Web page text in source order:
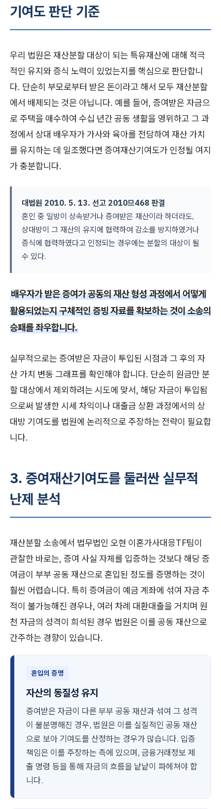
기여도 판단 기준
우리 법원은 재산분할 대상이 되는 특유재산에 대해 적극
적인 유지와 증식 노력이 있었는지를 핵심으로 판단합니
다. 단순히 부모로부터 받은 돈이라고 해서 모두 재산분할
에서 배제되는 것은 아닙니다. 예를 들어, 증여받은 자금으
로 주택을 매수하여 수십 년간 공동 생활을 영위하고 그 과
정에서 상대 배우자가 가사와 육아를 전담하여 재산 가치
를 유지하는 데 일조했다면 증여재산기여도가 인정될 여지
가 충분합니다.
대법원 2010. 5. 13. 선고 2010므468 판결
혼인 중 일방이 상속받거나 증여받은 재산이라 하더라도,
상대방이 그 재산의 유지에 협력하여 감소를 방지하였거나
증식에 협력하였다고 인정되는 경우에는 분할의 대상이 될
수 있다.
배우자가 받은 증여가 공동의 재산 형성 과정에서 어떻게
활용되었는지 구체적인 증빙 자료를 확보하는 것이 소송의
승패를 좌우합니다.
실무적으로는 증여받은 자금이 투입된 시점과 그 후의 자
산 가치 변동 그래프를 확인해야 합니다. 단순히 원금만 분
할 대상에서 제외하려는 시도에 맞서, 해당 자금이 투입됨
으로써 발생한 시세 차익이나 대출금 상환 과정에서의 상
대방 기여도를 법원에 논리적으로 주장하는 전략이 필요합
니다.
3. 증여재산기여도를 둘러싼 실무적
난제 분석
재산분할 소송에서 법무법인 오현 이혼가사대응TF팀이
관찰한 바로는, 증여 사실 자체를 입증하는 것보다 해당 증
여금이 부부 공동 재산으로 혼입된 정도를 증명하는 것이
훨씬 어렵습니다. 특히 증여금이 예금 계좌에 섞여 자금 추
적이 불가능해진 경우나, 여러 차례 대환대출을 거치며 원
천 자금의 성격이 희석된 경우 법원은 이를 공동 재산으로
간주하는 경향이 있습니다.
혼입의 증명
자산의 동질성 유지
증여받은 자금이 다른 부부 공동 재산과 섞여 그 성격
이 불분명해진 경우, 법원은 이를 실질적인 공동 재산
으로 보아 기여도를 산정하는 경우가 많습니다. 입증
책임은 이를 주장하는 측에 있으며, 금융거래정보 제
출 명령 등을 통해 자금의 흐름을 낱낱이 파헤쳐야 합
니다.